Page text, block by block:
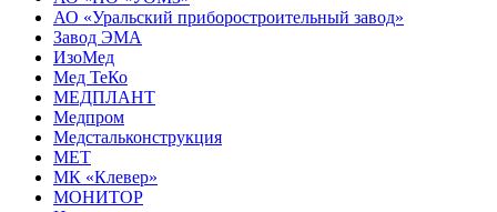
АО «Уральский приборостроительный завод»
Завод ЭМА
ИзоМед
Мед ТеКо
МЕДПЛАНТ
Медпром
Медстальконструкция
МЕТ
МК «Клевер»
МОНИТОР